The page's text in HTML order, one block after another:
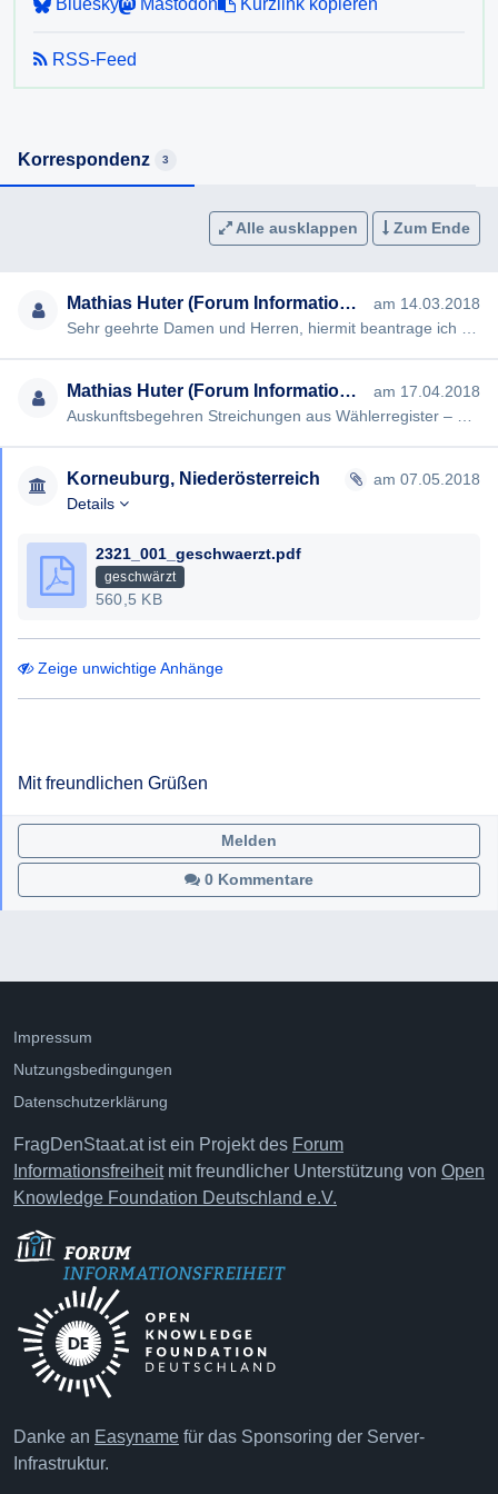
Landtagswahlordnung trafen bei der Gemeinde ein? Wie
vielen dieser Anträge wurde stattgegeben?
AuskunftsG die Auskunft möglichst rasch, spätestens aber
Auskunftsersuchens erteilt werden muss. Kann die Auskunft
Auskunftsersuchen innerhalb dieser Frist nicht entsprochen,
so ist dies in der Information zu begründen.
Für den Fall, dass Sie die begehrte Auskunft nicht oder
beantrage ich bereits jetzt die Ausstellung eines negativen
Bescheides gem § 6 NÖ AuskunftsG.
Mit freundlichen Grüßen,
Bluesky
Mastodon Kurzlink kopieren
RSS-Feed
Korrespondenz 3
Alle ausklappen Zum Ende
Mathias Huter (Forum Informationsfreiheit)
am 14.03.2018
Mathias Huter (Forum Informationsfreiheit)
am 17.04.2018
Korneuburg, Niederösterreich
am 07.05.2018
Details
2321_001_geschwaerzt.pdf
geschwärzt
560,5 KB
Zeige unwichtige Anhänge
Mit freundlichen Grüßen
0 Kommentare
Melden
Impressum
Nutzungsbedingungen
Datenschutzerklärung
FragDenStaat.at ist ein Projekt des Forum
Informationsfreiheitmit freundlicher Unterstützung von Open
Knowledge Foundation Deutschland e.V.
Danke an Easyname für das Sponsoring der Server-
Infrastruktur.